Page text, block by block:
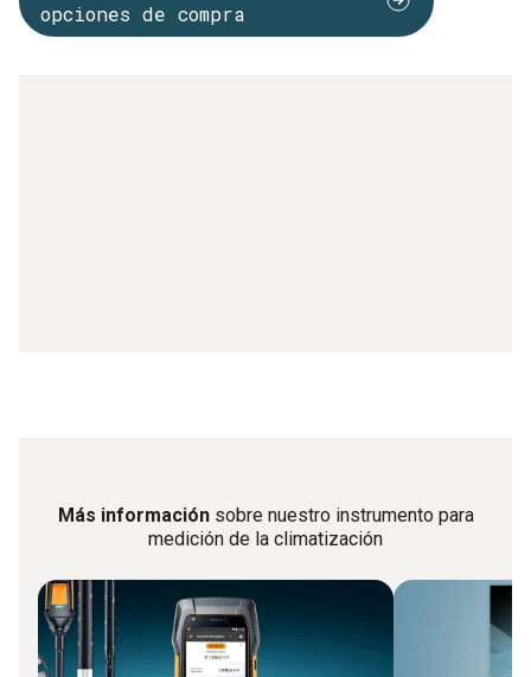
opciones de compra
Más informaciónsobre nuestro instrumento para
medición de la climatización